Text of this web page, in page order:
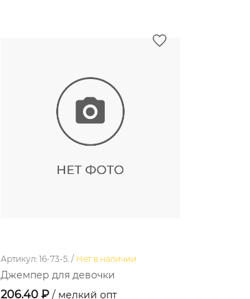
Артикул: 16-73-5. / Нет в наличии
Джемпер для девочки
206.40 ₽ / мелкий опт